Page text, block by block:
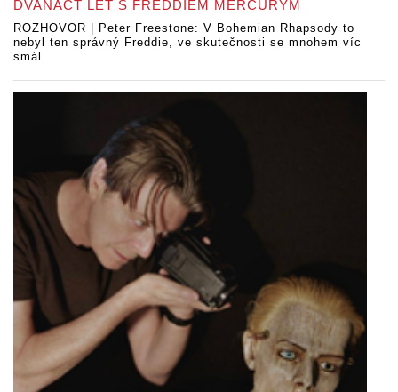
DVANÁCT LET S FREDDIEM MERCURYM
ROZHOVOR | Peter Freestone: V Bohemian Rhapsody to
nebyl ten správný Freddie, ve skutečnosti se mnohem víc
smál